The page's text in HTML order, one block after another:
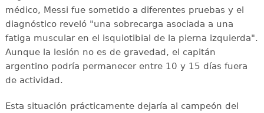
médico, Messi fue sometido a diferentes pruebas y el
diagnóstico reveló "una sobrecarga asociada a una
fatiga muscular en el isquiotibial de la pierna izquierda".
Aunque la lesión no es de gravedad, el capitán
argentino podría permanecer entre 10 y 15 días fuera
de actividad.
Esta situación prácticamente dejaría al campeón del